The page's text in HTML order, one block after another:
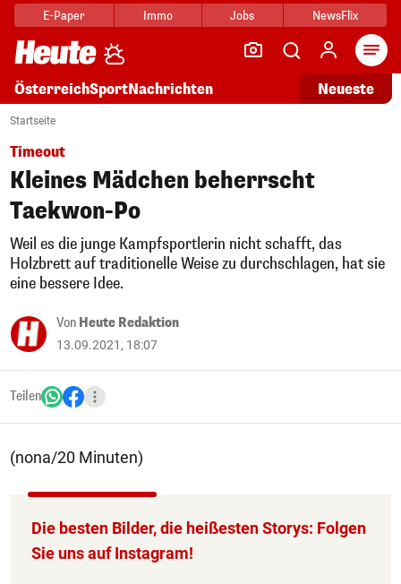
E-Paper Immo Jobs NewsFlix
ÖsterreichSportNachrichten Neueste
Startseite
Timeout
Kleines Mädchen beherrscht
Taekwon-Po
Weil es die junge Kampfsportlerin nicht schafft, das
Holzbrett auf traditionelle Weise zu durchschlagen, hat sie
eine bessere Idee.
Von Heute Redaktion
13.09.2021, 18:07
Teilen
(nona/20 Minuten)
Die besten Bilder, die heißesten Storys: Folgen
Sie uns auf Instagram!